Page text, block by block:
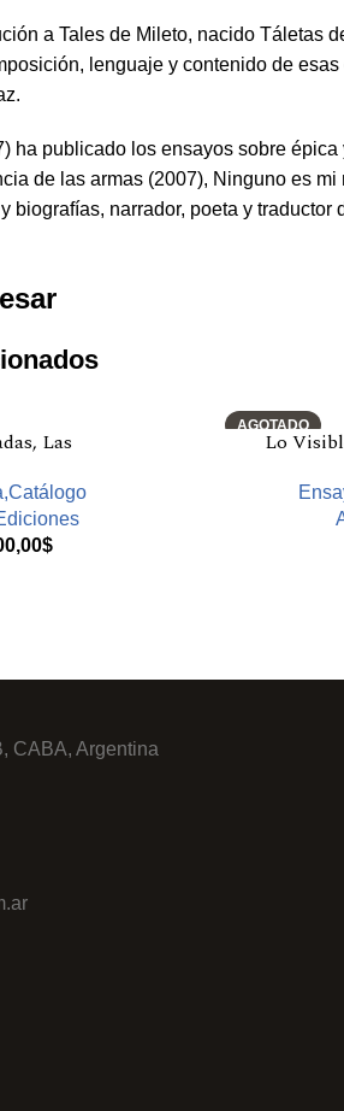
a Tales de Mileto, nacido Táletas
lenguaje y contenido de
ha publicado los ensayos sobre
de las armas (2007), Ninguno es
biografías, narrador, poeta y
Las
$
AGOTADO
Lo
CABA, Argentina